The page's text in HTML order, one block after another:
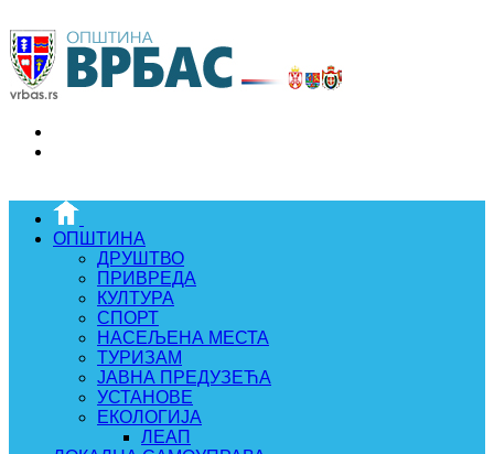
ОПШТИНА
ДРУШТВО
ПРИВРЕДА
КУЛТУРА
СПОРТ
НАСЕЉЕНА МЕСТА
ТУРИЗАМ
ЈАВНА ПРЕДУЗЕЋА
УСТАНОВЕ
ЕКОЛОГИЈА
ЛЕАП